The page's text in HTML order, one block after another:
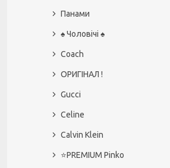
Панами
♠️ Чоловічі ♠️
Coach
ОРИГІНАЛ !
Gucci
Celine
Calvin Klein
⭐️PREMIUM Pinko